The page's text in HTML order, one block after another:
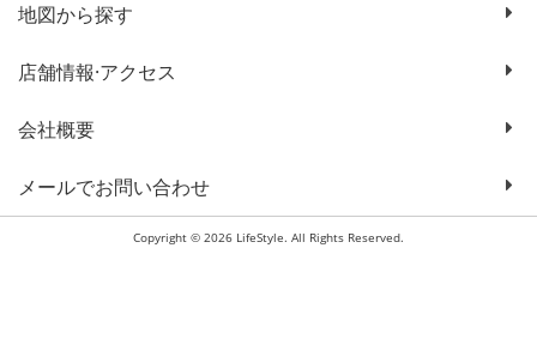
地図から探す
店舗情報·アクセス
会社概要
メールでお問い合わせ
Copyright © 2026 LifeStyle. All Rights Reserved.